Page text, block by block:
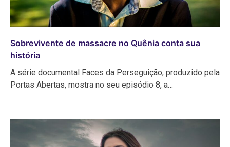
Sobrevivente de massacre no Quênia conta sua
história
A série documental Faces da Perseguição, produzido pela
Portas Abertas, mostra no seu episódio 8, a…